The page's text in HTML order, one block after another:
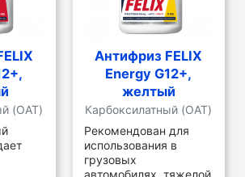
(OAT)
Антифриз FELIX
Energy G12+,
желтый
Карбоксилатный (OAT)
Рекомендован для
использования в
грузовых
автомобилях, тяжелой